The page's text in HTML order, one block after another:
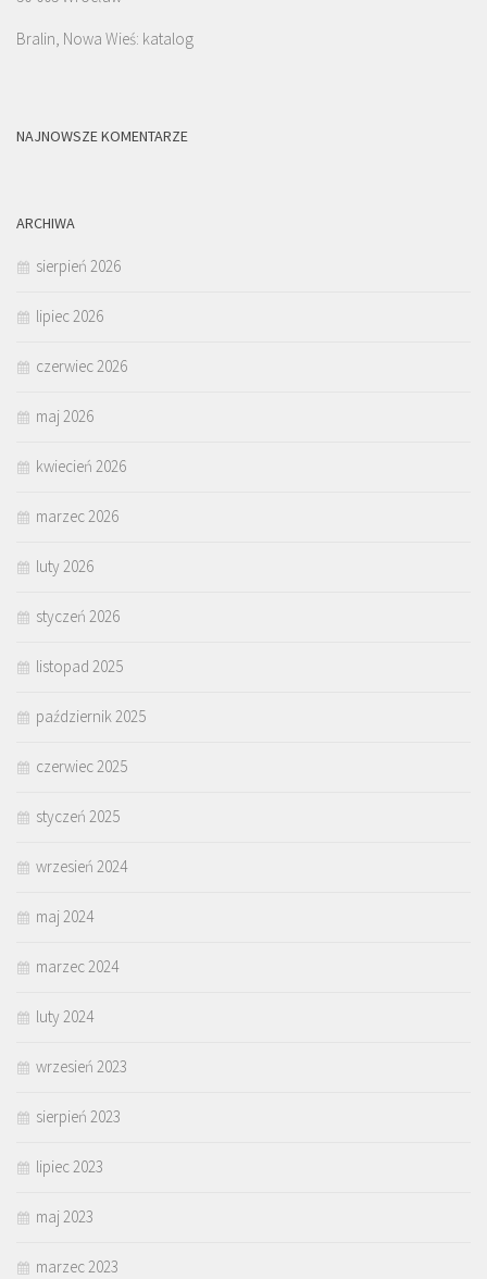
Bralin, Nowa Wieś: katalog
NAJNOWSZE KOMENTARZE
ARCHIWA
sierpień 2026
lipiec 2026
czerwiec 2026
maj 2026
kwiecień 2026
marzec 2026
luty 2026
styczeń 2026
listopad 2025
październik 2025
czerwiec 2025
styczeń 2025
wrzesień 2024
maj 2024
marzec 2024
luty 2024
wrzesień 2023
sierpień 2023
lipiec 2023
maj 2023
marzec 2023